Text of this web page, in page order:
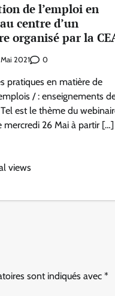
de l’emploi en
centre d’un
organisé par la
2021 0
pratiques en matière de
/ : enseignements
Tel est le thème du
mercredi 26 Mai à partir […]
views
sont indiqués avec *